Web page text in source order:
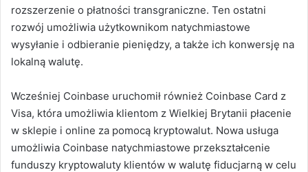
rozszerzenie o płatności transgraniczne. Ten ostatni
rozwój umożliwia użytkownikom natychmiastowe
wysyłanie i odbieranie pieniędzy, a także ich konwersję na
lokalną walutę.
Wcześniej Coinbase uruchomił również Coinbase Card z
Visa, która umożliwia klientom z Wielkiej Brytanii płacenie
w sklepie i online za pomocą kryptowalut. Nowa usługa
umożliwia Coinbase natychmiastowe przekształcenie
funduszy kryptowaluty klientów w walutę fiducjarną w celu